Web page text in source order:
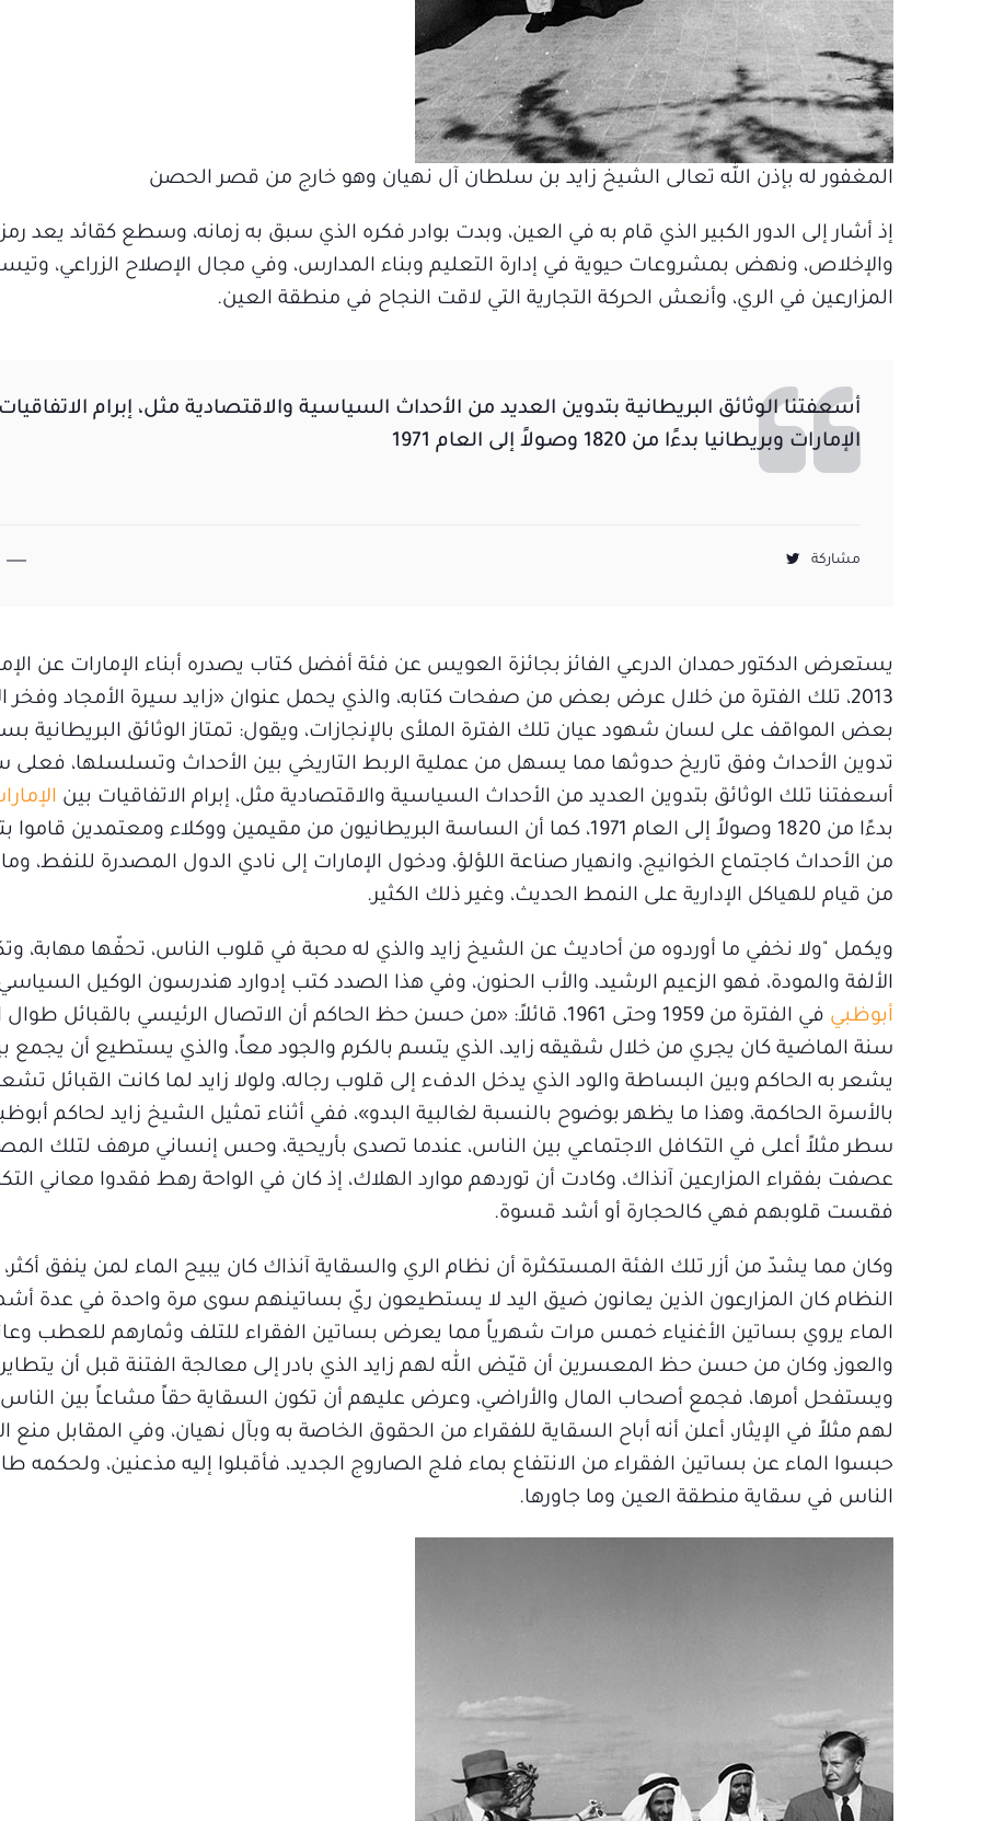
المغفور له بإذن الله تعالى الشيخ زايد بن سلطان آل نهيان وهو خارج من قصر الحصن
إذ أشار إلى الدور الكبير الذي قام به في العين، وبدت بوادر فكره الذي سبق به زمانه، وسطع كقائد يعد
والإخلاص، ونهض بمشروعات حيوية في إدارة التعليم وبناء المدارس، وفي مجال الإصلاح الزراعي،
المزارعين في الري، وأنعش الحركة التجارية التي لاقت النجاح في منطقة العين.
أسعفتنا الوثائق البريطانية بتدوين العديد من الأحداث السياسية والاقتصادية مثل، إبرام
الإمارات وبريطانيا بدءًا من 1820 وصولاً إلى العام 1971
مشاركة
يستعرض الدكتور حمدان الدرعي الفائز بجائزة العويس عن فئة أفضل كتاب يصدره أبناء الإمارات عن
2013، تلك الفترة من خلال عرض بعض من صفحات كتابه، والذي يحمل عنوان «زايد سيرة الأمجاد وفخر
بعض المواقف على لسان شهود عيان تلك الفترة الملأى بالإنجازات، ويقول: تمتاز الوثائق البريطانية
تدوين الأحداث وفق تاريخ حدوثها مما يسهل من عملية الربط التاريخي بين الأحداث وتسلسلها، فعلى
أسعفتنا تلك الوثائق بتدوين العديد من الأحداث السياسية والاقتصادية مثل، إبرام الاتفاقيات بين
بدءًا من 1820 وصولاً إلى العام 1971، كما أن الساسة البريطانيون من مقيمين ووكلاء ومعتمدين
من الأحداث كاجتماع الخوانيج، وانهيار صناعة اللؤلؤ، ودخول الإمارات إلى نادي الدول المصدرة للنفط،
من قيام للهياكل الإدارية على النمط الحديث، وغير ذلك الكثير.
ويكمل "ولا نخفي ما أوردوه من أحاديث عن الشيخ زايد والذي له محبة في قلوب الناس، تحفّها مهابة،
الألفة والمودة، فهو الزعيم الرشيد، والأب الحنون، وفي هذا الصدد كتب إدوارد هندرسون الوكيل
أبوظبي
في الفترة من 1959 وحتى 1961، قائلاً: «من حسن حظ الحاكم أن الاتصال الرئيسي بالقبائل
سنة الماضية كان يجري من خلال شقيقه زايد، الذي يتسم بالكرم والجود معاً، والذي يستطيع أن يجمع بين
يشعر به الحاكم وبين البساطة والود الذي يدخل الدفء إلى قلوب رجاله، ولولا زايد لما كانت القبائل
بالأسرة الحاكمة، وهذا ما يظهر بوضوح بالنسبة لغالبية البدو»، ففي أثناء تمثيل الشيخ زايد لحاكم
سطر مثلاً أعلى في التكافل الاجتماعي بين الناس، عندما تصدى بأريحية، وحس إنساني مرهف لتلك
عصفت بفقراء المزارعين آنذاك، وكادت أن توردهم موارد الهلاك، إذ كان في الواحة رهط فقدوا معاني
فقست قلوبهم فهي كالحجارة أو أشد قسوة.
وكان مما يشدّ من أزر تلك الفئة المستكثرة أن نظام الري والسقاية آنذاك كان يبيح الماء لمن ينفق أكثر،
النظام كان المزارعون الذين يعانون ضيق اليد لا يستطيعون ريّ بساتينهم سوى مرة واحدة في عدة
الماء يروي بساتين الأغنياء خمس مرات شهرياً مما يعرض بساتين الفقراء للتلف وثمارهم للعطب
والعوز، وكان من حسن حظ المعسرين أن قيّض الله لهم زايد الذي بادر إلى معالجة الفتنة قبل أن
ويستفحل أمرها، فجمع أصحاب المال والأراضي، وعرض عليهم أن تكون السقاية حقاً مشاعاً بين
لهم مثلاً في الإيثار، أعلن أنه أباح السقاية للفقراء من الحقوق الخاصة به وبآل نهيان، وفي المقابل منع
حبسوا الماء عن بساتين الفقراء من الانتفاع بماء فلج الصاروج الجديد، فأقبلوا إليه مذعنين، ولحكمه
الناس في سقاية منطقة العين وما جاورها.